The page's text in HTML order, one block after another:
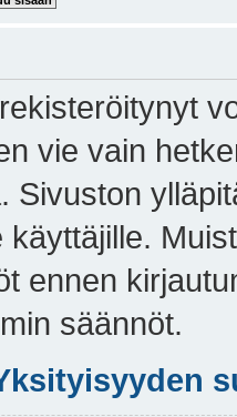
vie vain
Sivuston
käyttäjille.
ennen
säännöt.